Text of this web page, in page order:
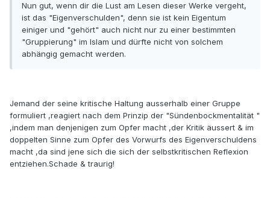
Nun gut, wenn dir die Lust am Lesen dieser Werke vergeht,
ist das "Eigenverschulden", denn sie ist kein Eigentum
einiger und "gehört" auch nicht nur zu einer bestimmten
"Gruppierung" im Islam und dürfte nicht von solchem
abhängig gemacht werden.
Jemand der seine kritische Haltung ausserhalb einer Gruppe
formuliert ,reagiert nach dem Prinzip der "Sündenbockmentalität "
,indem man denjenigen zum Opfer macht ,der Kritik äussert & im
doppelten Sinne zum Opfer des Vorwurfs des Eigenverschuldens
macht ,da sind jene sich die sich der selbstkritischen Reflexion
entziehen.Schade & traurig!